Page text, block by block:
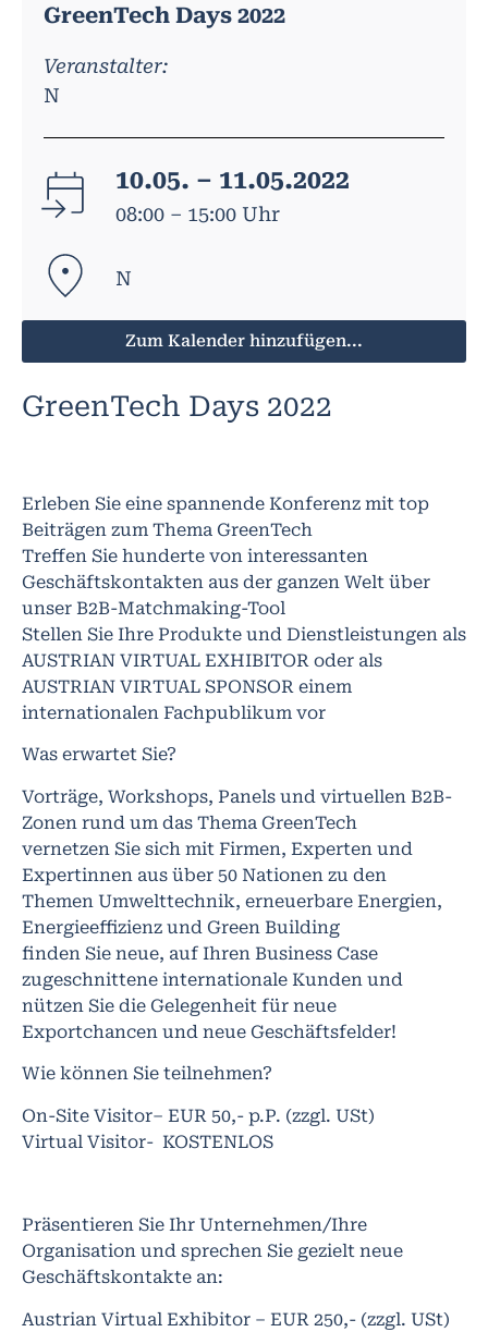
GreenTech Days 2022
Veranstalter:
N
10.05. – 11.05.2022
08:00 – 15:00 Uhr
N
Zum Kalender hinzufügen...
GreenTech Days 2022
Erleben Sie eine spannende Konferenz mit top
Beiträgen zum Thema GreenTech
Treffen Sie hunderte von interessanten
Geschäftskontakten aus der ganzen Welt über
unser B2B-Matchmaking-Tool
Stellen Sie Ihre Produkte und Dienstleistungen als
AUSTRIAN VIRTUAL EXHIBITOR oder als
AUSTRIAN VIRTUAL SPONSOR einem
internationalen Fachpublikum vor
Was erwartet Sie?
Vorträge, Workshops, Panels und virtuellen B2B-
Zonen rund um das Thema GreenTech
vernetzen Sie sich mit Firmen, Experten und
Expertinnen aus über 50 Nationen zu den
Themen Umwelttechnik, erneuerbare Energien,
Energieeffizienz und Green Building
finden Sie neue, auf Ihren Business Case
zugeschnittene internationale Kunden und
nützen Sie die Gelegenheit für neue
Exportchancen und neue Geschäftsfelder!
Wie können Sie teilnehmen?
On-Site Visitor– EUR 50,- p.P. (zzgl. USt)
Virtual Visitor- KOSTENLOS
Präsentieren Sie Ihr Unternehmen/Ihre
Organisation und sprechen Sie gezielt neue
Geschäftskontakte an:
Austrian Virtual Exhibitor – EUR 250,- (zzgl. USt)